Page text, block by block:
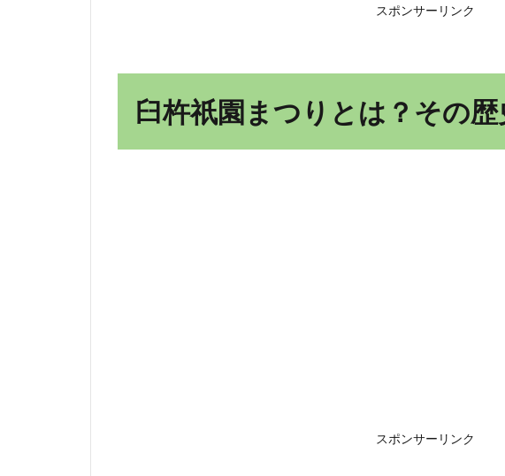
る大
三大
スポンサーリンク
臼杵祇園まつりとは？その
スポンサーリンク